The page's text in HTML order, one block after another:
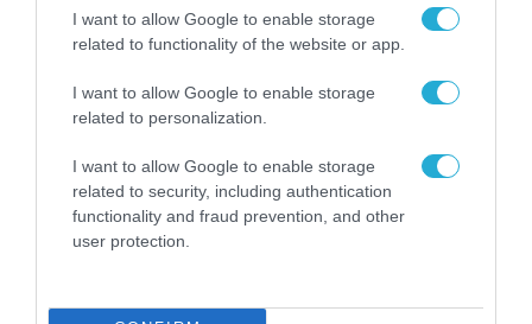
I want to allow Google to enable storage
related to functionality of the website or app.
I want to allow Google to enable storage
related to personalization.
I want to allow Google to enable storage
related to security, including authentication
functionality and fraud prevention, and other
user protection.
«Επιχείρηση ελεύθερα πεζοδρόμια» στην
αντικείμενα από κοινόχρηστους χώρους